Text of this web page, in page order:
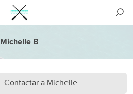
Michelle B
Contactar a Michelle